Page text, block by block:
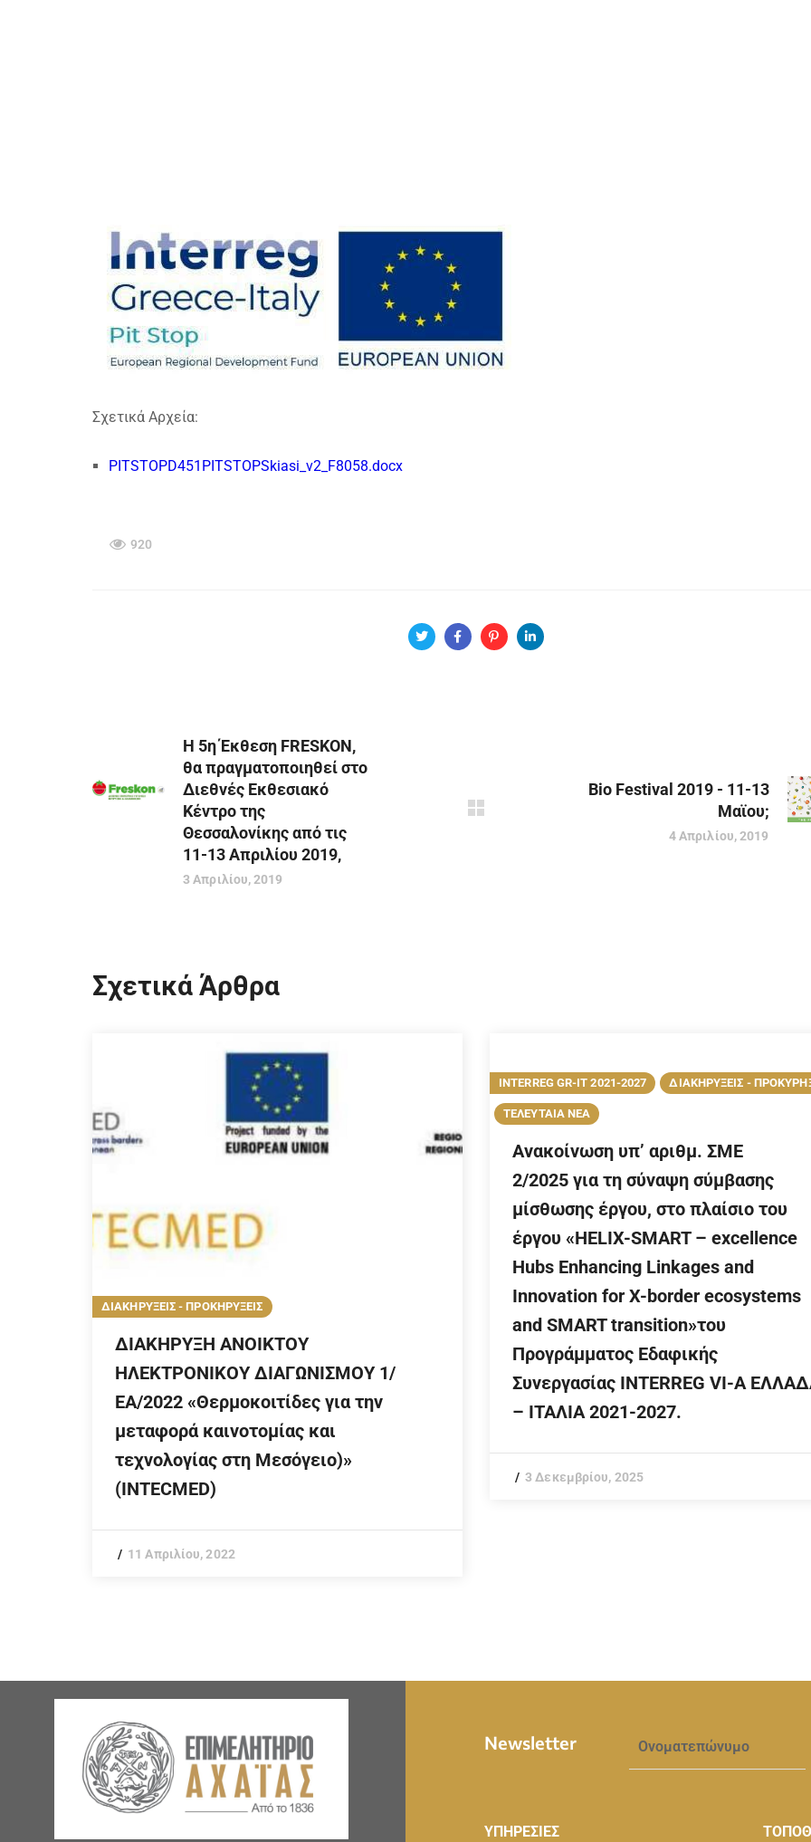
Σχετικά Αρχεία:
PITSTOPD451PITSTOPSkiasi_v2_F8058.docx
920
Η 5η Έκθεση FRESKON,
θα πραγματοποιηθεί στο
Διεθνές Εκθεσιακό
Κέντρο της
Θεσσαλονίκης από τις
11-13 Απριλίου 2019,
3 Απριλίου, 2019
Bio Festival 2019 - 11-13
Μαϊου;
4 Απριλίου, 2019
Σχετικά Άρθρα
ΔΙΑΚΗΡΥΞΕΙΣ - ΠΡΟΚΗΡΥΞΕΙΣ
ΔΙΑΚΗΡΥΞΗ ΑΝΟΙΚΤΟΥ
ΗΛΕΚΤΡΟΝΙΚΟΥ ΔΙΑΓΩΝΙΣΜΟΥ 1/
ΕΑ/2022 «Θερμοκοιτίδες για την
μεταφορά καινοτομίας και
τεχνολογίας στη Μεσόγειο)»
(INTECMED)
11 Απριλίου, 2022
INTERREG GR-IT 2021-2027 ΔΙΑΚΗΡΥΞΕΙΣ -
ΤΕΛΕΥΤΑΙΑ ΝΕΑ
Ανακοίνωση υπ’ αριθμ. ΣΜΕ
2/2025 για τη σύναψη σύμβασης
μίσθωσης έργου, στο πλαίσιο του
έργου «HELIX-SMART – excellence
Hubs Enhancing Linkages and
Innovation for X-border ecosystems
and SMART transition»του
Προγράμματος Εδαφικής
Συνεργασίας INTERREG VI-A
– ΙΤΑΛΙΑ 2021-2027.
3 Δεκεμβρίου, 2025
Newsletter
ΥΠΗΡΕΣΙΕΣ